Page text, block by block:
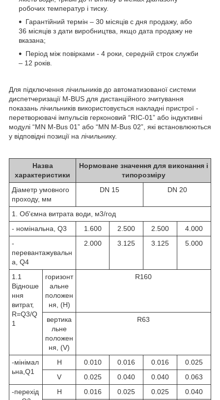
робочих температур і тиску.
Гарантійний термін – 30 місяців с дня продажу, або
36 місяців з дати виробництва, якщо дата продажу не
вказана;
Період між повірками - 4 роки, середній строк служби
– 12 років.
Для підключення лічильників до автоматизованої системи
диспетчеризації M-BUS для дистанційного зчитування
показань лічильників використовується накладні пристрої -
перетворювачі імпульсів герконовий “RIC-01” або індуктивні
модулі “MN M-Bus 01” або “MN M-Bus 02”, які встановлюються
у відповідні позиції на лічильнику.
Назва
характеристики
Нормоване значення для виконання і
типорозміру
Діаметр умовного
проходу, мм
DN 15 DN 20
1. Об'ємна витрата води, м3/год
- номінальна, Q3 1.600 2.500 2.500
4.000
-
перевантажувальн
а, Q4
2.000 3.125 3.125 5.000
1.1
Відноше
ння
витрат,
R=Q3/Q
1
горизонт
альне
положен
ня, (H)
R160
вертика
льне
положен
ня, (V)
R63
-мінімал
ьна,Q1
H 0.010 0.016 0.016
0.025
V
0.025 0.040 0.040
0.063
-перехід
H 0.016 0.025 0.025 0.040